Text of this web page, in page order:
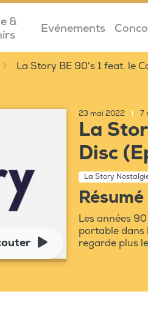
&
Evénements
La Story BE 90's 1 feat. le
23 mai 2022 7
La
Disc
La Story
Les années
portable dans
regarde plus